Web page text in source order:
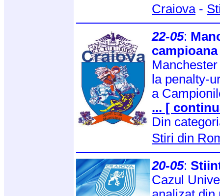
Craiova-
22-05:
la penalty-
a
... [
Din
Stiri din
20-05:
Cazul